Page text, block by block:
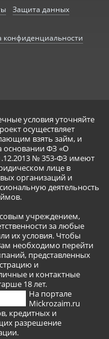
Защита данных
конфиденциальности
условия уточняйте
осуществляет
взять займ, и
основании ФЗ «О
№ 353-ФЗ имеют
лице в
организаций и
деятельность
учреждением,
за любые
их условия. Чтобы
необходимо перейти
представленных
и
и контактные
18 лет.
На портале
Mickrozaim.ru
кредитных и
разрешение